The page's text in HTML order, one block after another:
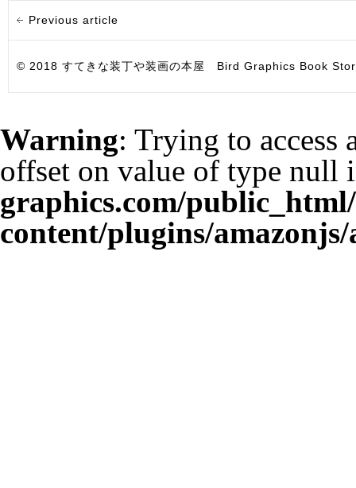
Previous article
© 2018 すてきな装丁や装画の本屋 Bird Graphics Book
Warning: Trying to access
offset on value of type null
graphics.com/
content/plugins/